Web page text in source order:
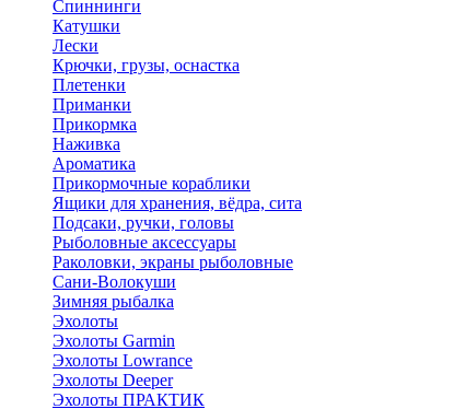
Спиннинги
Катушки
Лески
Крючки, грузы, оснастка
Плетенки
Приманки
Прикормка
Наживка
Ароматика
Прикормочные кораблики
Ящики для хранения, вёдра, сита
Подсаки, ручки, головы
Рыболовные аксессуары
Раколовки, экраны рыболовные
Сани-Волокуши
Зимняя рыбалка
Эхолоты
Эхолоты Garmin
Эхолоты Lowrance
Эхолоты Deeper
Эхолоты ПРАКТИК